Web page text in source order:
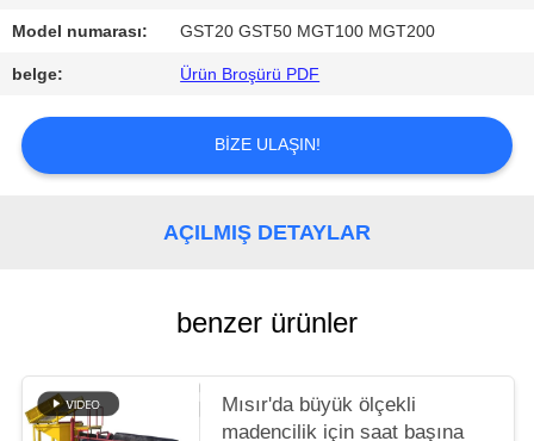
Model numarası: GST20 GST50 MGT100 MGT200
belge: Ürün Broşürü PDF
BIZE ULAŞIN!
AÇILMIŞ DETAYLAR
benzer ürünler
Mısır'da büyük ölçekli
madencilik için saat başına